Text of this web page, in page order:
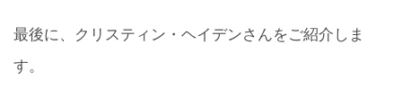
最後に、クリスティン・ヘイデンさんをご紹介しま
す。